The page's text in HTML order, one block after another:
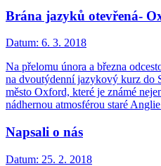
Brána jazyků otevřená-
Datum: 6. 3. 2018
Na přelomu února a března
na dvoutýdenní jazykový kurz do
město Oxford, které je známé
nádhernou atmosférou staré
Napsali o nás
Datum: 25. 2. 2018